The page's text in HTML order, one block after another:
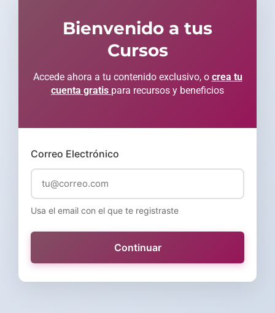
Bienvenido a tus
Cursos
Accede ahora a tu contenido exclusivo, o crea tu
cuenta gratis para recursos y beneficios
Correo Electrónico
Usa el email con el que te registraste
Continuar